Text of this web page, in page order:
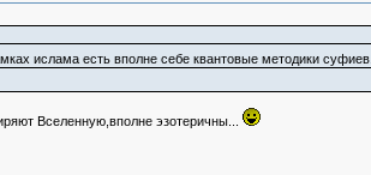
ислама есть вполне себе квантовые методики суфиев.
Вселенную,вполне эзотеричны...